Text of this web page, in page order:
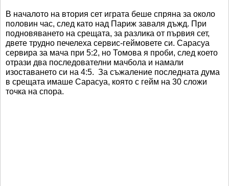
В началото на втория сет играта беше спряна за около
половин час, след като над Париж заваля дъжд. При
подновяването на срещата, за разлика от първия сет,
двете трудно печелеха сервис-геймовете си. Сарасуа
сервира за мача при 5:2, но Томова я проби, след което
отрази два последователни мачбола и намали
изоставането си на 4:5. За съжаление последната дума
в срещата имаше Сарасуа, която с гейм на 30 сложи
точка на спора.